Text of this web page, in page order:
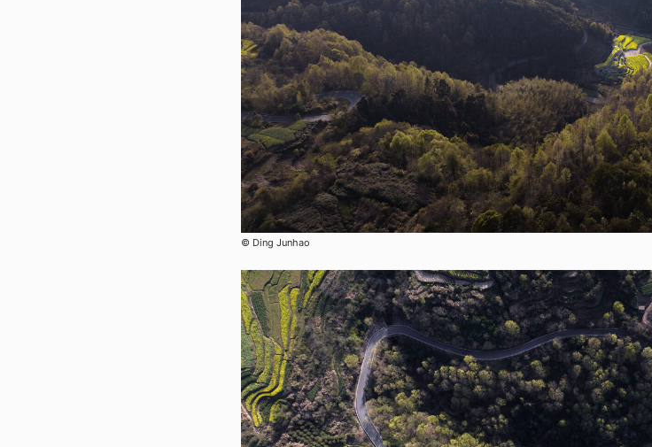
© Ding Junhao